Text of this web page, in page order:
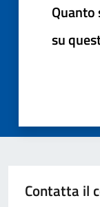
su
Contatta il